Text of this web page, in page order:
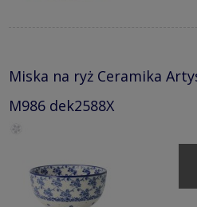
Miska na ryż Ceramika
M986 dek2588X